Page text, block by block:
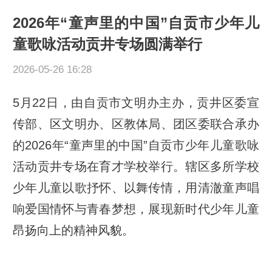
2026年“童声里的中国”自贡市少年儿
童歌咏活动贡井专场圆满举行
2026-05-26 16:28
5月22日，由自贡市文明办主办，贡井区委宣
传部、区文明办、区教体局、团区委联合承办
的2026年“童声里的中国”自贡市少年儿童歌咏
活动贡井专场在育才学校举行。辖区多所学校
少年儿童以歌抒怀、以舞传情，用清澈童声唱
响爱国情怀与青春梦想，展现新时代少年儿童
昂扬向上的精神风貌。